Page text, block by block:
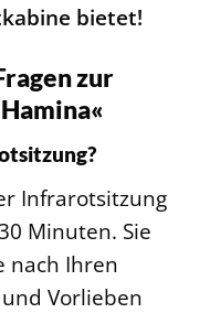
bietet!
zur
Infrarotsitzung
Minuten. Sie
nach Ihren
Vorlieben